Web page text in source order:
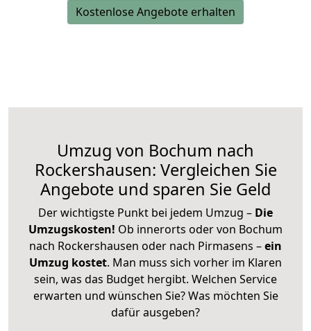
Kostenlose Angebote erhalten
Umzug von Bochum nach
Rockershausen: Vergleichen Sie
Angebote und sparen Sie Geld
Der wichtigste Punkt bei jedem Umzug – Die
Umzugskosten! Ob innerorts oder von Bochum
nach Rockershausen oder nach Pirmasens –ein
Umzug kostet. Man muss sich vorher im Klaren
sein, was das Budget hergibt. Welchen Service
erwarten und wünschen Sie? Was möchten Sie
dafür ausgeben?